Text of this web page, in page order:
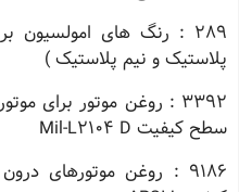
289 : رنگ های
پلاستیک و نیم پلاستیک )
3392 : روغن موتور برای
سطح کیفیت Mil-L2104 D
9186 : روغن موتورهای